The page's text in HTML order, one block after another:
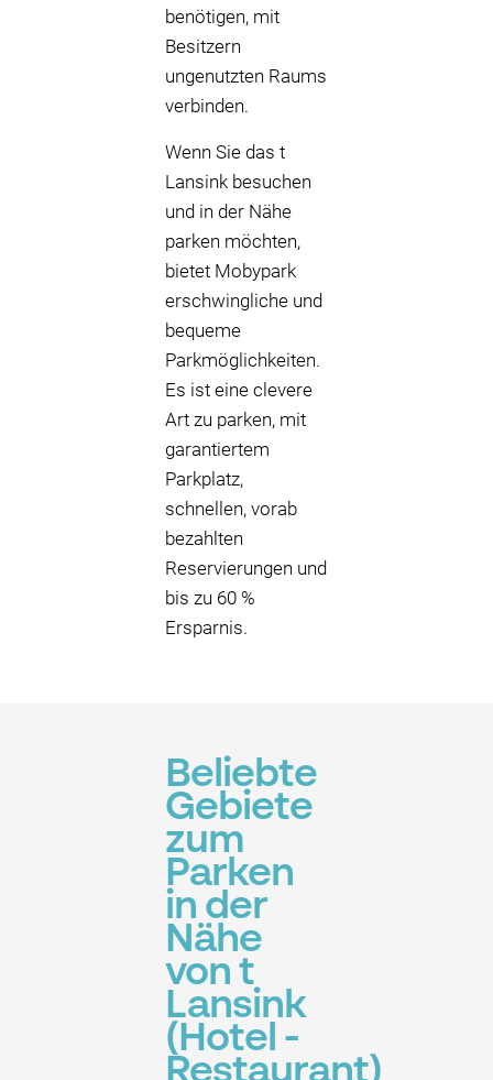
benötigen, mit
Besitzern
ungenutzten Raums
verbinden.
Wenn Sie das t
Lansink besuchen
und in der Nähe
parken möchten,
bietet Mobypark
erschwingliche und
bequeme
Parkmöglichkeiten.
Es ist eine clevere
Art zu parken, mit
garantiertem
Parkplatz,
schnellen, vorab
bezahlten
Reservierungen und
bis zu 60 %
Ersparnis.
Beliebte
Gebiete
zum
Parken
in der
Nähe
von t
Lansink
(Hotel -